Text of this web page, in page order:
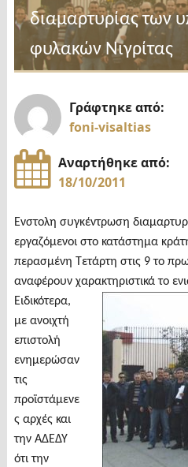
διαμαρτυρίας των
φυλακών Νιγρίτας
Γράφτηκε από:
foni-visaltias
Αναρτήθηκε από:
18/10/2011
Eνστολη συγκέντρωση
εργαζόμενοι στο κατάστημα
περασμένη Τετάρτη στις 9 το
αναφέρουν χαρακτηριστικά το
Ειδικότερα,
με ανοιχτή
επιστολή
ενημερώσαν
τις
προϊστάμενε
ς αρχές και
την ΑΔΕΔΥ
ότι την